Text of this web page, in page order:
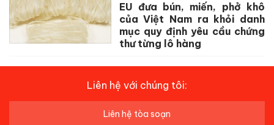
EU đưa bún, miến, phở khô
của Việt Nam ra khỏi danh
mục quy định yêu cầu chứng
thư từng lô hàng
Liên hệ với chúng tôi:
Liên hệ tòa soạn